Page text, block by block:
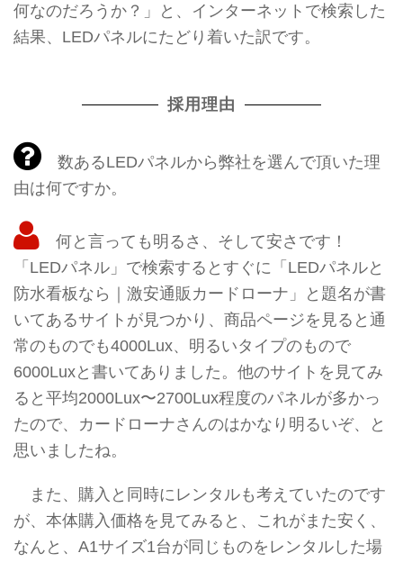
何なのだろうか？」と、インターネットで検索した
結果、LEDパネルにたどり着いた訳です。
採用理由
数あるLEDパネルから弊社を選んで頂いた理
由は何ですか。
何と言っても明るさ、そして安さです！
「LEDパネル」で検索するとすぐに「LEDパネルと
防水看板なら｜激安通販カードローナ」と題名が書
いてあるサイトが見つかり、商品ページを見ると通
常のものでも4000Lux、明るいタイプのもので
6000Luxと書いてありました。他のサイトを見てみ
ると平均2000Lux〜2700Lux程度のパネルが多かっ
たので、カードローナさんのはかなり明るいぞ、と
思いましたね。
また、購入と同時にレンタルも考えていたのです
が、本体購入価格を見てみると、これがまた安く、
なんと、A1サイズ1台が同じものをレンタルした場